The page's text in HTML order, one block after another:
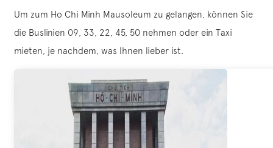
Um zum Ho Chi Minh Mausoleum zu gelangen, können Sie
die Buslinien 09, 33, 22, 45, 50 nehmen oder ein Taxi
mieten, je nachdem, was Ihnen lieber ist.